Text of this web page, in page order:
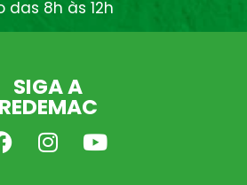
das 8h às 12h
SIGA A
REDEMAC